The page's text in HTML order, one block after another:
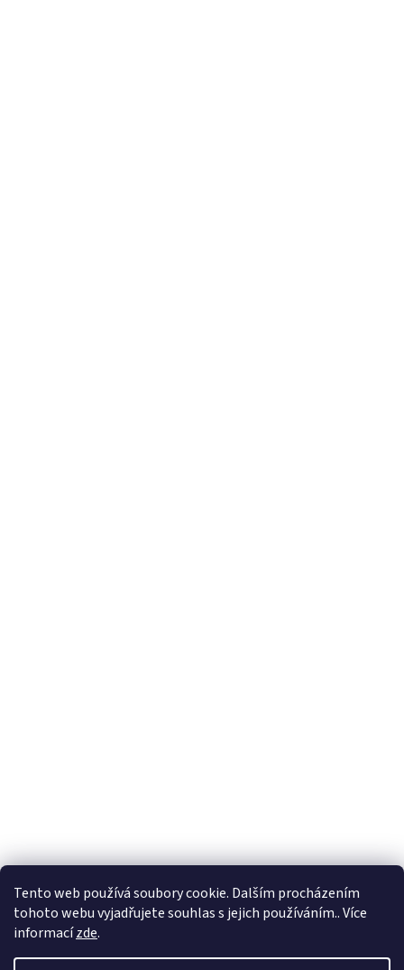
Tento web používá soubory cookie. Dalším procházením
tohoto webu vyjadřujete souhlas s jejich používáním.. Více
informacízde.